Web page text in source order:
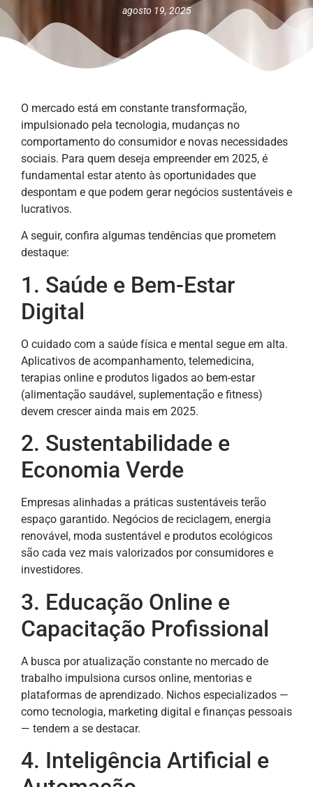
agosto 19, 2025
O mercado está em constante transformação,
impulsionado pela tecnologia, mudanças no
comportamento do consumidor e novas necessidades
sociais. Para quem deseja empreender em 2025, é
fundamental estar atento às oportunidades que
despontam e que podem gerar negócios sustentáveis e
lucrativos.
A seguir, confira algumas tendências que prometem
destaque:
1. Saúde e Bem-Estar
Digital
O cuidado com a saúde física e mental segue em alta.
Aplicativos de acompanhamento, telemedicina,
terapias online e produtos ligados ao bem-estar
(alimentação saudável, suplementação e fitness)
devem crescer ainda mais em 2025.
2. Sustentabilidade e
Economia Verde
Empresas alinhadas a práticas sustentáveis terão
espaço garantido. Negócios de reciclagem, energia
renovável, moda sustentável e produtos ecológicos
são cada vez mais valorizados por consumidores e
investidores.
3. Educação Online e
Capacitação Profissional
A busca por atualização constante no mercado de
trabalho impulsiona cursos online, mentorias e
plataformas de aprendizado. Nichos especializados —
como tecnologia, marketing digital e finanças pessoais
— tendem a se destacar.
4. Inteligência Artificial e